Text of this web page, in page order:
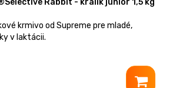
krmivo od Supreme pre mladé,
v laktácii.